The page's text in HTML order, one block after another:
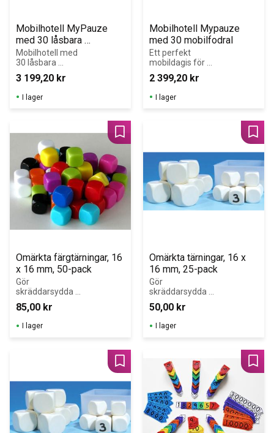
Mobilhotell MyPauze
med 30 låsbara
mobilfodral
Mobilhotell med
30 låsbara
signalblockerand
e fodral som
skapar mobilfria
lektioner för
3 199,20 kr
I lager
Mobilhotell Mypauze
med 30 mobilfodral
Ett perfekt
mobildagis för
att öka
koncentration
och inlärning vid
behov av
event
2 399,20 kr
I lager
Omärkta färgtärningar, 16
x 16 mm, 50-pack
Gör
skräddarsydda
tärningar.
Använd
vattenfast
märkpenna/OH-
85,00 kr
Lägg till i favoriter
I lager
Omärkta tärningar, 16 x
16 mm, 25-pack
Gör
skräddarsydda
tärningar.
Använd
vattenfast
märkpenna/OH-
märkning.
50,00 kr
I lager
Lägg till i favoriter